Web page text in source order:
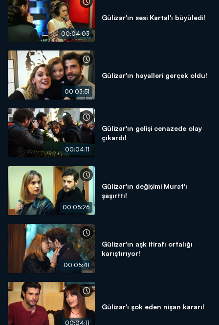
00:04:03
Gülizar'ın sesi Kartal'ı büyüledi!
00:03:51
Gülizar'ın hayalleri gerçek oldu!
00:04:11
Gülizar'ın gelişi cenazede olay
çıkardı!
00:05:26
Gülizar'ın değişimi Murat'ı
şaşırttı!
00:05:41
Gülizar'ın aşk itirafı ortalığı
karıştırıyor!
00:04:11
Gülizar'ı şok eden nişan kararı!